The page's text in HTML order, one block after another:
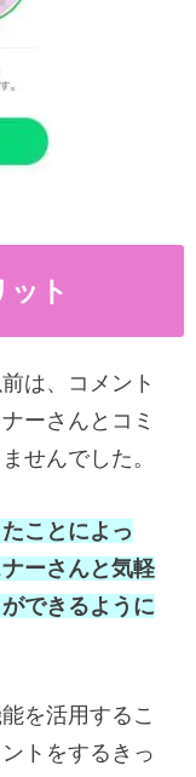
ット
は、コメント
ーさんとコミ
せんでした。
ことによっ
ーさんと気軽
できるように
を活用するこ
トをするきっ